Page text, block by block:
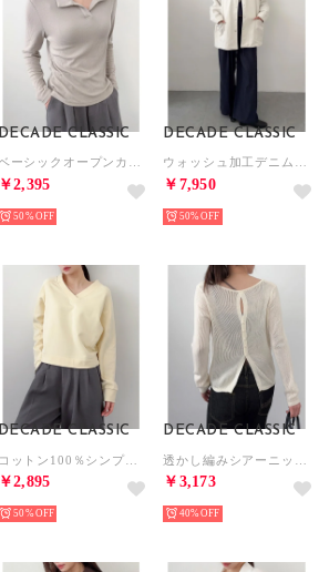
DECADE CLASSIC
￥2,395
50%
DECADE CLASSIC
￥7,950
50%
DECADE CLASSIC
￥2,895
50%
DECADE CLASSIC
￥3,173
40%